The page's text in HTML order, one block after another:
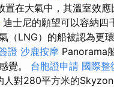
置在大氣中，其溫室效應
迪士尼的願望可以容納四
（LNG）的船被認為更環
證 沙鹿按摩 Panorama
覺。 台胞證申請 國際整
人對280平方米的